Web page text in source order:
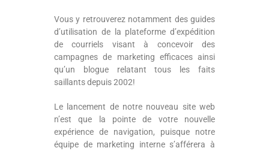
Vous y retrouverez notamment des guides
d’utilisation de la plateforme d’expédition
de courriels visant à concevoir des
campagnes de marketing efficaces ainsi
qu’un blogue relatant tous les faits
saillants depuis 2002!
Le lancement de notre nouveau site web
n’est que la pointe de votre nouvelle
expérience de navigation, puisque notre
équipe de marketing interne s’afférera à